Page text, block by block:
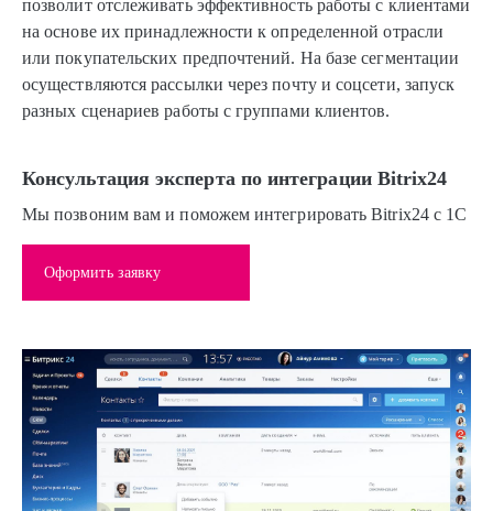
позволит отслеживать эффективность работы с клиентами
на основе их принадлежности к определенной отрасли
или покупательских предпочтений. На базе сегментации
осуществляются рассылки через почту и соцсети, запуск
разных сценариев работы с группами клиентов.
Консультация эксперта по интеграции Bitrix24
Мы позвоним вам и поможем интегрировать Bitrix24 с 1С
Оформить заявку